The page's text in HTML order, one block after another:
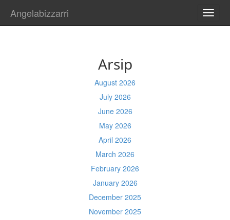
Angelabizzarri
Arsip
August 2026
July 2026
June 2026
May 2026
April 2026
March 2026
February 2026
January 2026
December 2025
November 2025